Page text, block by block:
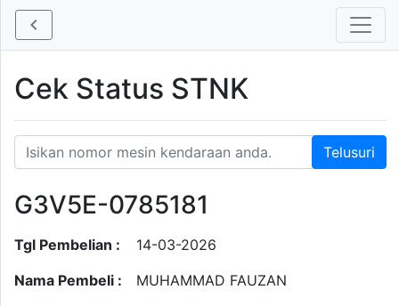
Cek Status STNK
G3V5E-0785181
Tgl Pembelian :
14-03-2026
Nama Pembeli :
MUHAMMAD FAUZAN